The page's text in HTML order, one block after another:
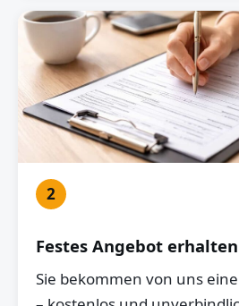
2
Festes Angebot erhalten
Sie bekommen von uns